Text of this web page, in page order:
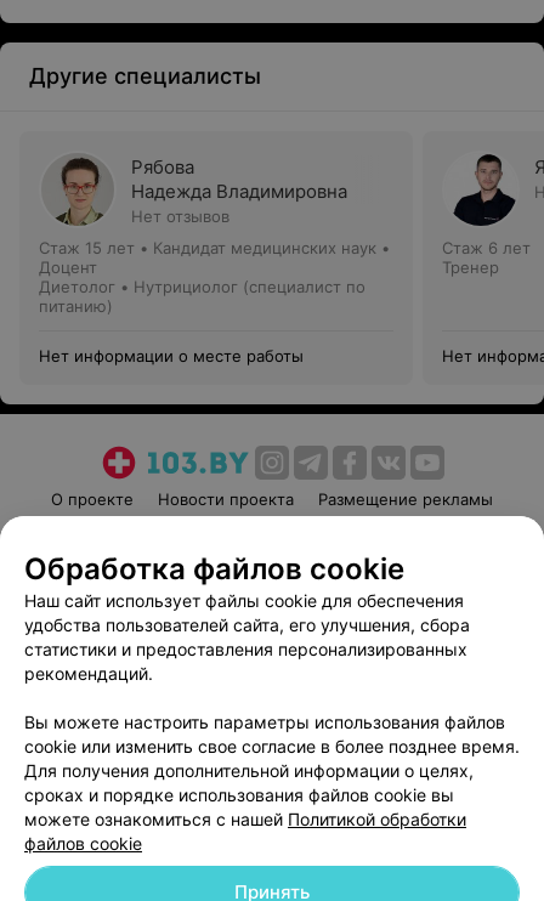
Другие специалисты
Рябова
Надежда Владимировна
Нет отзывов
Стаж 15 лет • Кандидат медицинских наук •
Доцент
Диетолог • Нутрициолог (специалист по
питанию)
Нет информации о месте работы
Стаж 6 лет
Тренер
Нет
О проекте Новости проекта
Размещение рекламы
Пользовательское соглашение
Способы оплаты
Вакансии
Партнеры
Написать руководителю 103.by
Обработка персональных данных
Обработка файлов cookie
Наш сайт использует файлы cookie для обеспечения
удобства пользователей сайта, его улучшения, сбора
статистики и предоставления персонализированных
рекомендаций.
Вы можете настроить параметры использования файлов
cookie или изменить свое согласие в более позднее время.
Для получения дополнительной информации о целях,
сроках и порядке использования файлов cookie вы
можете ознакомиться с нашей Политикой обработки
файлов cookie
Принять